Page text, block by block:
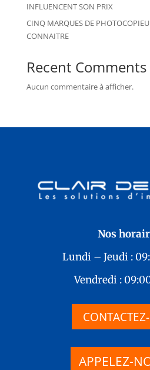
INFLUENCENT SON PRIX
CINQ MARQUES DE
CONNAITRE
Recent Comments
Aucun commentaire à afficher.
Nos
Lundi – Jeudi :
Vendredi :
APPELEZ-